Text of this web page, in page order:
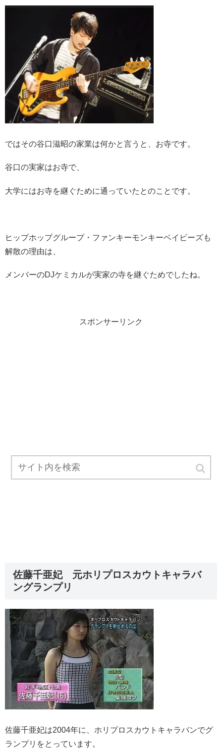
ではその谷口滋昭の家業は何かと言うと、お寺です。
谷口の実家はお寺で、
大学にはお寺を継ぐために通っていたとのことです。
ヒップホップグループ・ファンキーモンキーベイビーズも
解散の理由は、
メンバーのDJケミカルが実家の寺を継ぐためでしたね。
スポンサーリンク
佐藤千亜妃 元ホリプロスカウトキャラバ
ングランプリ
佐藤千亜妃は2004年に、ホリプロスカウトキャラバンでグ
ランプリをとっています。